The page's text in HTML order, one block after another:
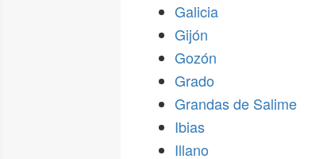
Galicia
Gijón
Gozón
Grado
Grandas de Salime
Ibias
Illano